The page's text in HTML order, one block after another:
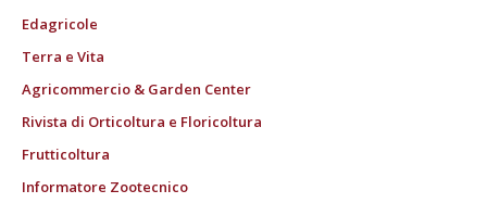
Edagricole
Terra e Vita
Agricommercio & Garden Center
Rivista di Orticoltura e Floricoltura
Frutticoltura
Informatore Zootecnico